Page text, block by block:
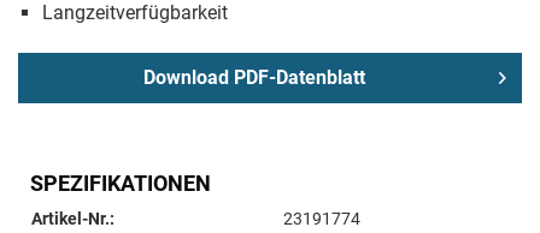
Langzeitverfügbarkeit
Download PDF-Datenblatt
SPEZIFIKATIONEN
Artikel-Nr.:
23191774